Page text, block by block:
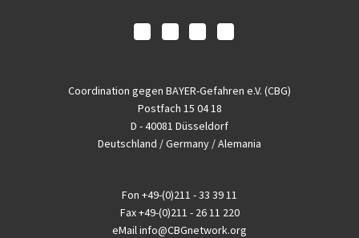
Coordination gegen BAYER-Gefahren e.V. (CBG)
Postfach 15 04 18
D - 40081 Düsseldorf
Deutschland / Germany / Alemania
Fon +49-(0)211 - 33 39 11
Fax+49-(0)211 - 26 11 220
eMailinfo@CBGnetwork.org